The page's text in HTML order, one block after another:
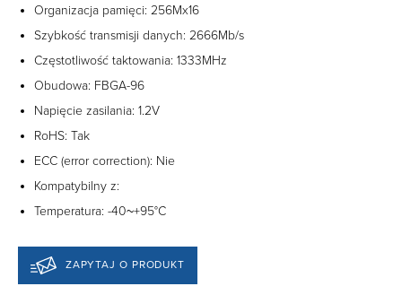
Organizacja pamięci: 256Mx16
Szybkość transmisji danych: 2666Mb/s
Częstotliwość taktowania: 1333MHz
Obudowa: FBGA-96
Napięcie zasilania: 1.2V
RoHS: Tak
ECC (error correction): Nie
Kompatybilny z:
Temperatura: -40~+95°C
ZAPYTAJ O PRODUKT